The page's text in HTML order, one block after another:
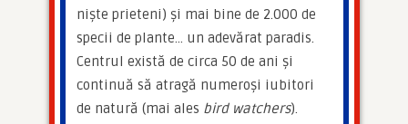
niște prieteni) și mai bine de 2.000 de
specii de plante… un adevărat paradis.
Centrul există de circa 50 de ani și
continuă să atragă numeroși iubitori
de natură (mai ales bird watchers).